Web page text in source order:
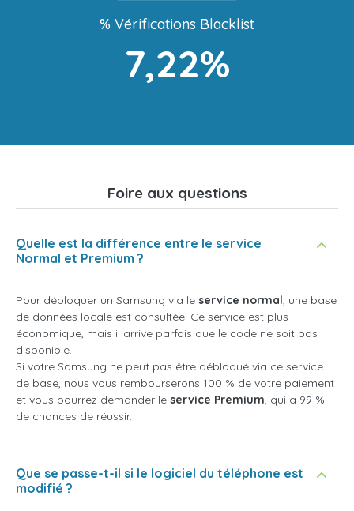
% Vérifications Blacklist
7,22%
Foire aux questions
Quelle est la différence entre le service
Normal et Premium ?
Pour débloquer un Samsung via le service normal, une base
de données locale est consultée. Ce service est plus
économique, mais il arrive parfois que le code ne soit pas
disponible.
Si votre Samsung ne peut pas être débloqué via ce service
de base, nous vous rembourserons 100 % de votre paiement
et vous pourrez demander le service Premium, qui a 99 %
de chances de réussir.
Que se passe-t-il si le logiciel du téléphone est
modifié ?